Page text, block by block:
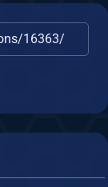
16363/